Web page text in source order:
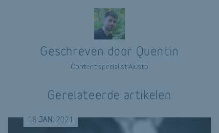
Geschreven door Quentin
Content specialist Ajusto
Gerelateerde artikelen
18 JAN. 2021